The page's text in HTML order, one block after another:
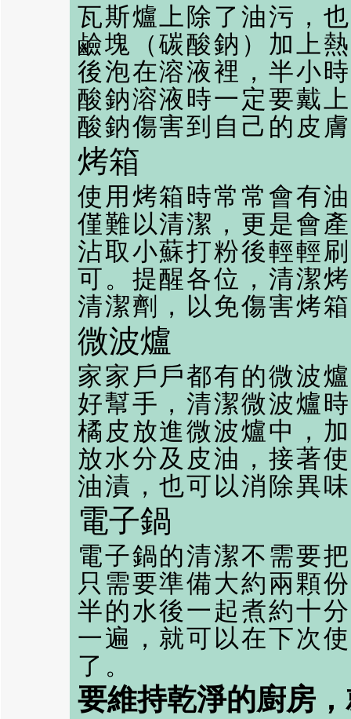
瓦斯爐上除了油污，
鹼塊（碳酸鈉）加上
後泡在溶液裡，半小
酸鈉溶液時一定要戴
酸鈉傷害到自己的皮
烤箱
使用烤箱時常常會有
僅難以清潔，更是會
沾取小蘇打粉後輕輕
可。提醒各位，清潔
清潔劑，以免傷害烤
微波爐
家家戶戶都有的微波
好幫手，清潔微波爐
橘皮放進微波爐中，
放水分及皮油，接著
油漬，也可以消除異
電子鍋
電子鍋的清潔不需要
只需要準備大約兩顆
半的水後一起煮約十
一遍，就可以在下次
了。
要維持乾淨的廚房